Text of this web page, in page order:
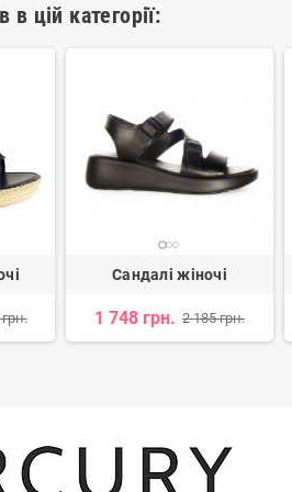
в цій категорії:
Сандалі жіночі
1 748 грн. 2 185 грн.